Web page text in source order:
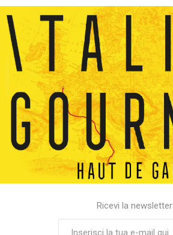
Ricevi la newsletter